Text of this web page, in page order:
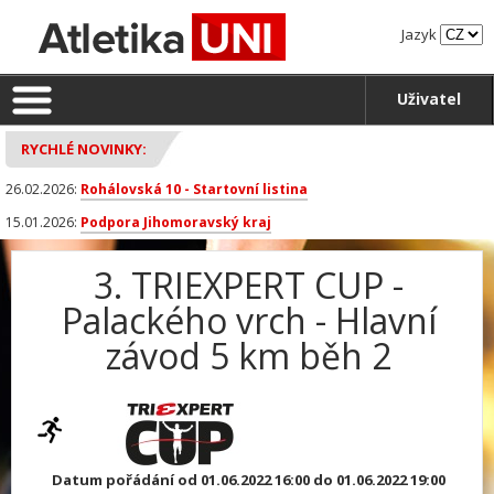
Jazyk
Uživatel
RYCHLÉ NOVINKY:
26.02.2026: Rohálovská 10 - Startovní listina
15.01.2026: Podpora Jihomoravský kraj
3. TRIEXPERT CUP -
Palackého vrch - Hlavní
závod 5 km běh 2
Datum pořádání od 01.06.2022 16:00 do 01.06.2022 19:00